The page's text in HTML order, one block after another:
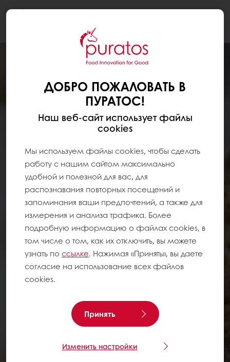
ДОБРО ПОЖАЛОВАТЬ В
ПУРАТОС!
Наш веб-сайт использует файлы
cookies
Мы используем файлы cookies, чтобы сделать
работу с нашим сайтом максимально
удобной и полезной для вас, для
распознавания повторных посещений и
запоминания ваши предпочтений, а также для
измерения и анализа трафика. Более
подробную информацию о файлах cookies, в
том числе о том, как их отключить, вы можете
узнать по ссылке. Нажимая «Принять», вы даете
согласие на использование всех файлов
cookies.
Принять
Изменить настройки